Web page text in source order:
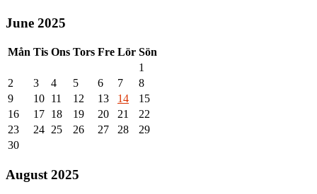
June 2025
Mån Tis Ons Tors Fre Lör Sön
1
2
3 4 5 6 7
8
9
10 11 12 13 14
15
16
17 18 19 20 21
22
23
24 25 26 27 28
29
30
August 2025